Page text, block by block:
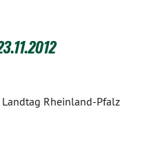
Landtag Rheinland-Pfalz